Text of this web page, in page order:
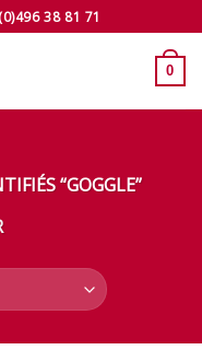
38 81 71
0
“GOGGLE”